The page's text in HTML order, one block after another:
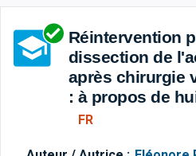
Réintervention
dissection de
après chirurgie
: à propos de
FR